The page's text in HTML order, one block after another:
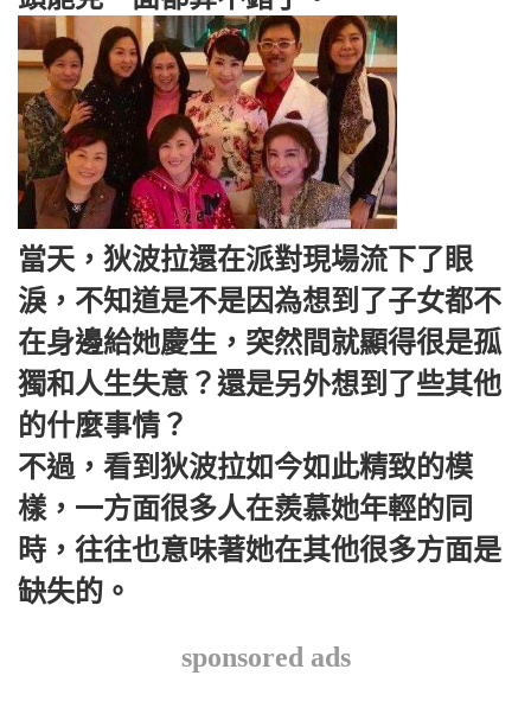
當天，狄波拉還在派對現場流下了眼
淚，不知道是不是因為想到了子女都不
在身邊給她慶生，突然間就顯得很是孤
獨和人生失意？還是另外想到了些其他
的什麼事情？
不過，看到狄波拉如今如此精致的模
樣，一方面很多人在羨慕她年輕的同
時，往往也意味著她在其他很多方面是
缺失的。
sponsored ads